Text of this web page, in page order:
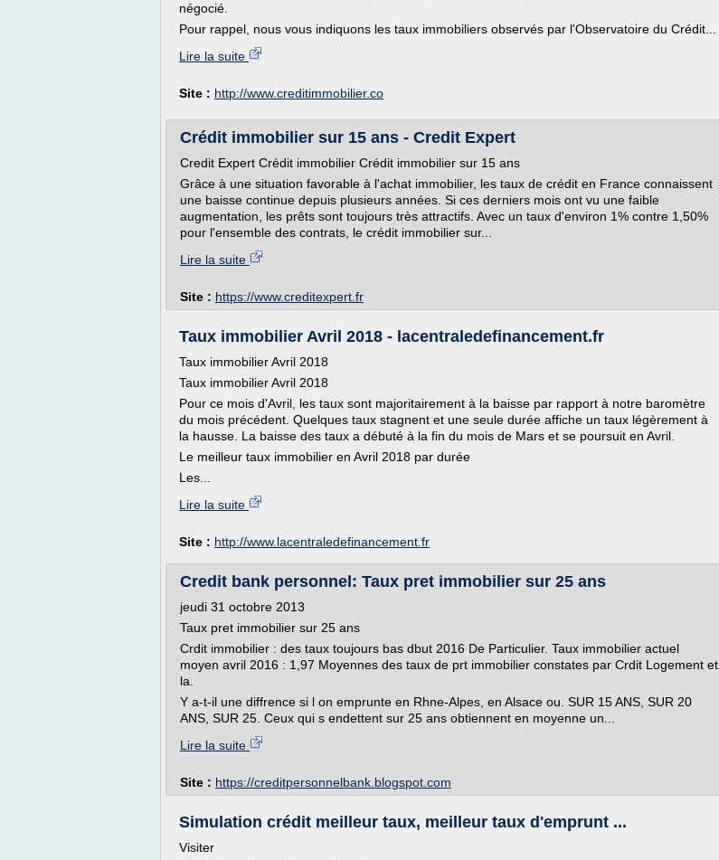
négocié.
Pour rappel, nous vous indiquons les taux immobiliers observés par l'Observatoire du Crédit...
Lire la suite
Site : http://www.creditimmobilier.co
Crédit immobilier sur 15 ans - Credit Expert
Credit Expert Crédit immobilier Crédit immobilier sur 15 ans
Grâce à une situation favorable à l'achat immobilier, les taux de crédit en France connaissent
une baisse continue depuis plusieurs années. Si ces derniers mois ont vu une faible
augmentation, les prêts sont toujours très attractifs. Avec un taux d'environ 1% contre 1,50%
pour l'ensemble des contrats, le crédit immobilier sur...
Lire la suite
Site : https://www.creditexpert.fr
Taux immobilier Avril 2018 - lacentraledefinancement.fr
Taux immobilier Avril 2018
Taux immobilier Avril 2018
Pour ce mois d'Avril, les taux sont majoritairement à la baisse par rapport à notre baromètre
du mois précédent. Quelques taux stagnent et une seule durée affiche un taux légèrement à
la hausse. La baisse des taux a débuté à la fin du mois de Mars et se poursuit en Avril.
Le meilleur taux immobilier en Avril 2018 par durée
Les...
Lire la suite
Site : http://www.lacentraledefinancement.fr
Credit bank personnel: Taux pret immobilier sur 25 ans
jeudi 31 octobre 2013
Taux pret immobilier sur 25 ans
Crdit immobilier : des taux toujours bas dbut 2016 De Particulier. Taux immobilier actuel
moyen avril 2016 : 1,97 Moyennes des taux de prt immobilier constates par Crdit Logement et
la.
Y a-t-il une diffrence si l on emprunte en Rhne-Alpes, en Alsace ou. SUR 15 ANS, SUR 20
ANS, SUR 25. Ceux qui s endettent sur 25 ans obtiennent en moyenne un...
Lire la suite
Site : https://creditpersonnelbank.blogspot.com
Simulation crédit meilleur taux, meilleur taux d'emprunt ...
Visiter